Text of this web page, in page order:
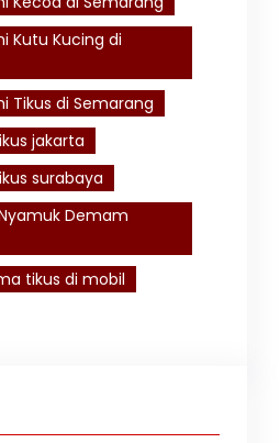
Kutu Kucing di
Tikus di Semarang
jakarta
surabaya
Demam
tikus di mobil